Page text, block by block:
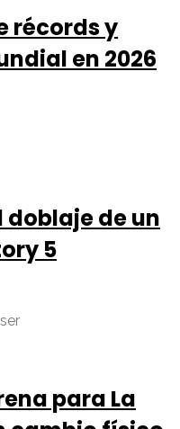
récords y
en 2026
doblaje de un
5
para La